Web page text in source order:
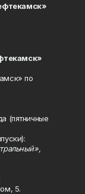
по
(пятничные
5.